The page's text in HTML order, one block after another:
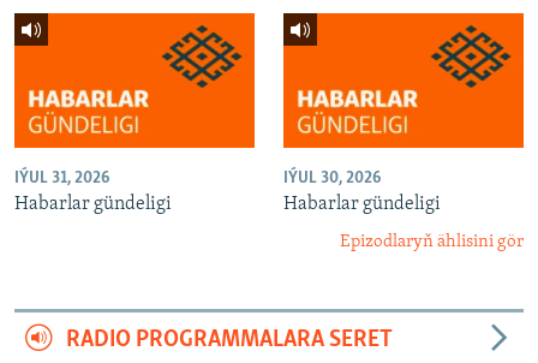
IÝUL 31, 2026
Habarlar gündeligi
IÝUL 30, 2026
Habarlar gündeligi
Epizodlaryň ählisini gör
RADIO PROGRAMMALARA SERET